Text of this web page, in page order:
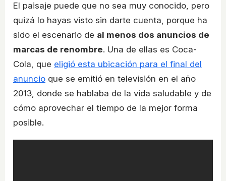
El paisaje puede que no sea muy conocido, pero
quizá lo hayas visto sin darte cuenta, porque ha
sido el escenario de al menos dos anuncios de
marcas de renombre. Una de ellas es Coca-
Cola, que eligió esta ubicación para el final del
anuncio que se emitió en televisión en el año
2013, donde se hablaba de la vida saludable y de
cómo aprovechar el tiempo de la mejor forma
posible.